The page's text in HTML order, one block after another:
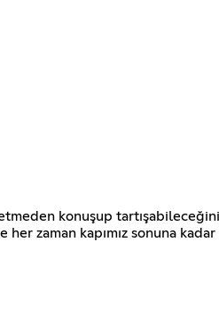
konuşup
zaman kapımız sonuna kadar